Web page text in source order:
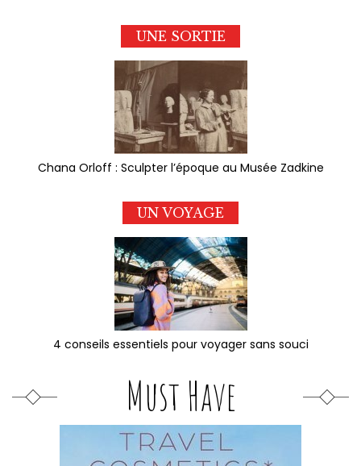
UNE SORTIE
Chana Orloff : Sculpter l’époque au Musée Zadkine
UN VOYAGE
4 conseils essentiels pour voyager sans souci
Must Have